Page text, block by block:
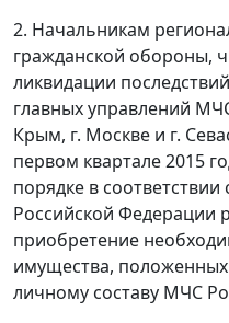
2. Начальникам
гражданской обороны,
ликвидации
главных управлений
Крым, г. Москве и г.
первом квартале 2015
порядке в
Российской Федерации
приобретение
имущества,
личному составу МЧС